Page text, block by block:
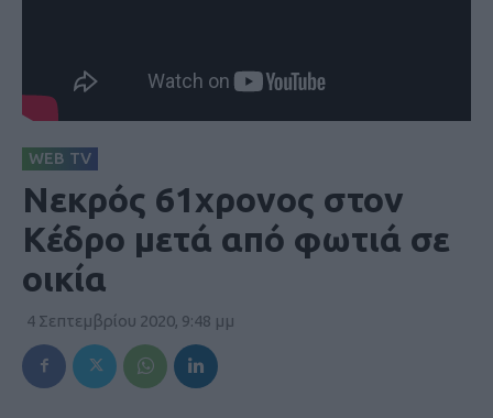
WEB TV
Νεκρός 61χρονος στον
Κέδρο μετά από φωτιά σε
οικία
4 Σεπτεμβρίου 2020, 9:48 μμ